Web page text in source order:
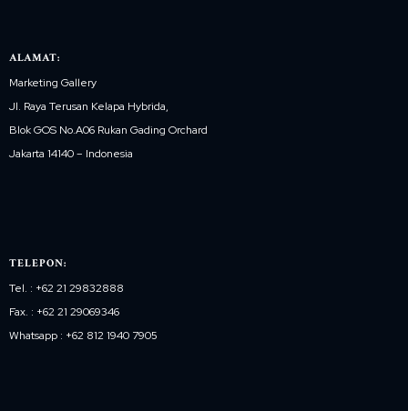
ALAMAT:
Marketing Gallery
Jl. Raya Terusan Kelapa Hybrida,
Blok GOS No.A06 Rukan Gading Orchard
Jakarta 14140 – Indonesia
TELEPON:
Tel. : +62 21 29832888
Fax. : +62 21 29069346
Whatsapp : +62 812 1940 7905